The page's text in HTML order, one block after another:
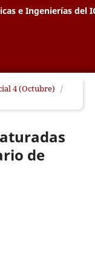
e Ingenierías del
4 (Octubre) /
de